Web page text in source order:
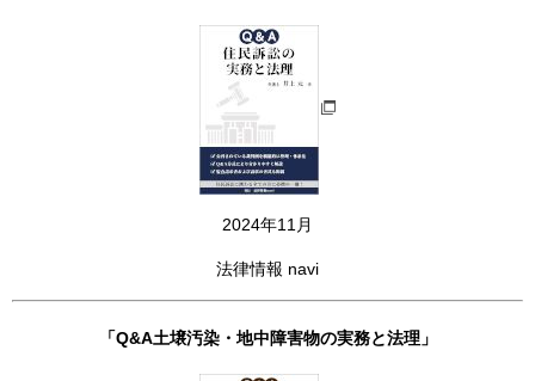
2024年11月
法律情報 navi
「Q&A土壌汚染・地中障害物の実務と法理」